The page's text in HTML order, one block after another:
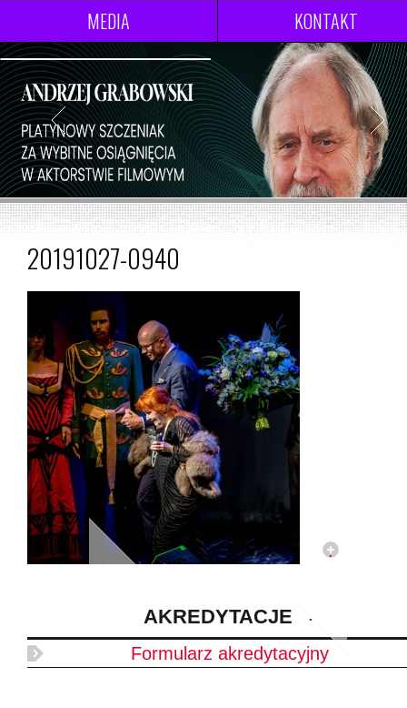
MEDIA
KONTAKT
20191027-0940
AKREDYTACJE
Formularz akredytacyjny